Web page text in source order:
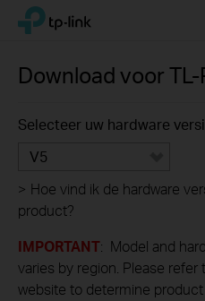
Click
navigation
TP-Link, Reliably Smart
Download voor
Selecteer uw hardware
V5
> Hoe vind ik de hardware
product?
IMPORTANT: Model and
varies by region. Please refer
website to determine product